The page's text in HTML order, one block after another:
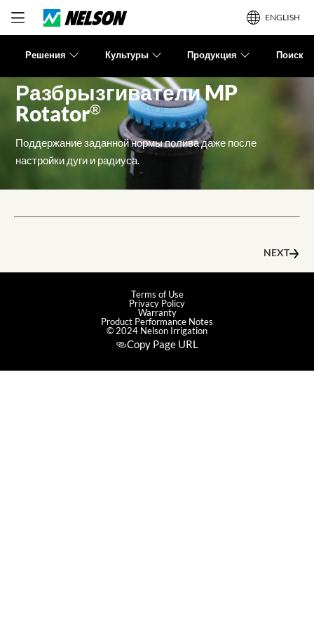
ENGLISH
Решения Культуры Продукция Поиск
Разбрызгиватели MP
Rotator®
Поддержание заданной нормы полива даже после
настройки дуги и радиуса.
NEXT
Terms of Use
Privacy Policy
Warranty
Product Performance Notes
© 2024 Nelson Irrigation
Copy Page URL